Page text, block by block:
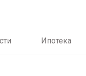
Ипотека